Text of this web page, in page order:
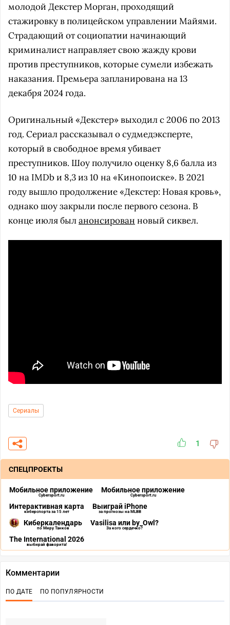
молодой Декстер Морган, проходящий
стажировку в полицейском управлении Майями.
Страдающий от социопатии начинающий
криминалист направляет свою жажду крови
против преступников, которые сумели избежать
наказания. Премьера запланирована на 13
декабря 2024 года.
Оригинальный «Декстер» выходил с 2006 по 2013
год. Сериал рассказывал о судмедэксперте,
который в свободное время убивает
преступников. Шоу получило оценку 8,6 балла из
10 на IMDb и 8,3 из 10 на «Кинопоиске». В 2021
году вышло продолжение «Декстер: Новая кровь»,
однако шоу закрыли после первого сезона. В
конце июля быланонсирован новый сиквел.
Сериалы
1
СПЕЦПРОЕКТЫ
Мобильное приложение
Cybersport.ru
Мобильное приложение
Cybersport.ru
Интерактивная карта
киберспорта за 15 лет
Выиграй iPhone
за прогнозы на MLBB
Киберкалендарь
по Миру Танков
Vasilisa или by_Owl?
За кого сердечко?
The International 2026
выбирай фаворита!
Комментарии
ПО ДАТЕ ПО ПОПУЛЯРНОСТИ